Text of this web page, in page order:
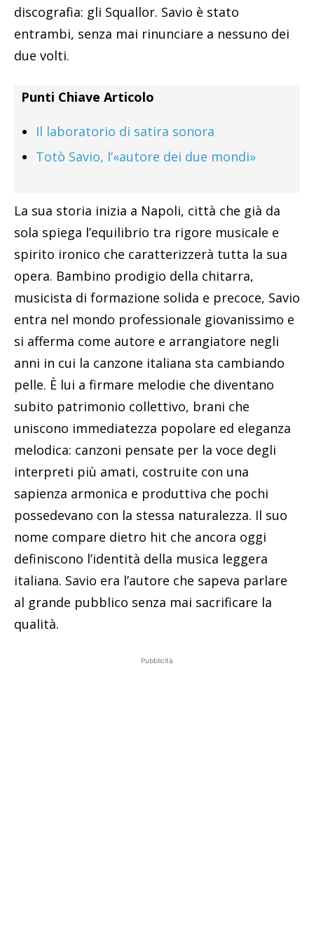
discografia: gli Squallor. Savio è stato
entrambi, senza mai rinunciare a nessuno dei
due volti.
Punti Chiave Articolo
Il laboratorio di satira sonora
Totò Savio, l’«autore dei due mondi»
La sua storia inizia a Napoli, città che già da
sola spiega l’equilibrio tra rigore musicale e
spirito ironico che caratterizzerà tutta la sua
opera. Bambino prodigio della chitarra,
musicista di formazione solida e precoce, Savio
entra nel mondo professionale giovanissimo e
si afferma come autore e arrangiatore negli
anni in cui la canzone italiana sta cambiando
pelle. È lui a firmare melodie che diventano
subito patrimonio collettivo, brani che
uniscono immediatezza popolare ed eleganza
melodica: canzoni pensate per la voce degli
interpreti più amati, costruite con una
sapienza armonica e produttiva che pochi
possedevano con la stessa naturalezza. Il suo
nome compare dietro hit che ancora oggi
definiscono l’identità della musica leggera
italiana. Savio era l’autore che sapeva parlare
al grande pubblico senza mai sacrificare la
qualità.
Pubblicità